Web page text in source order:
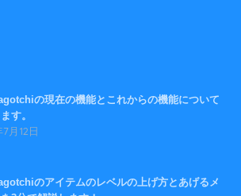
の現在の機能とこれからの機能について
す。
月12日
のアイテムのレベルの上げ方とあげるメ